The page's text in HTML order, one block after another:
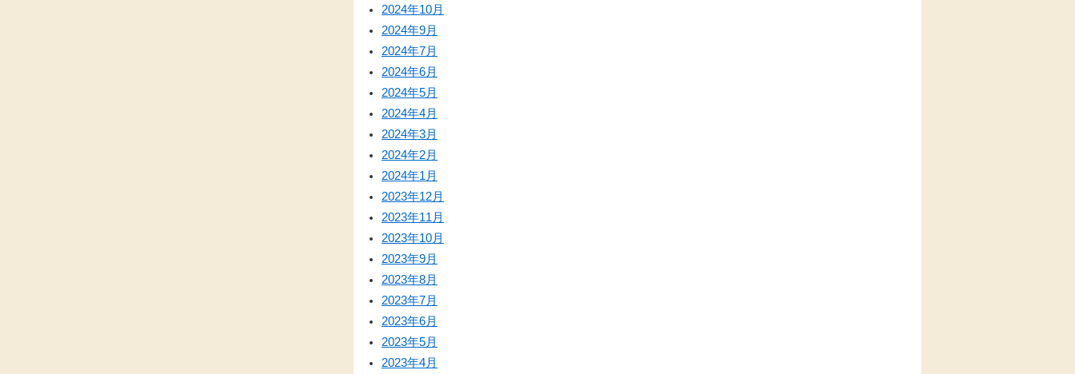
2024年10月
2024年9月
2024年7月
2024年6月
2024年5月
2024年4月
2024年3月
2024年2月
2024年1月
2023年12月
2023年11月
2023年10月
2023年9月
2023年8月
2023年7月
2023年6月
2023年5月
2023年4月